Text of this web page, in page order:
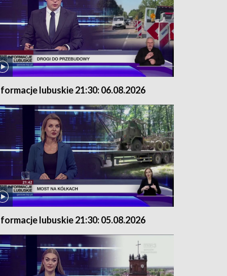
lubuskie 21:30: 06.08.2026
lubuskie 21:30: 05.08.2026